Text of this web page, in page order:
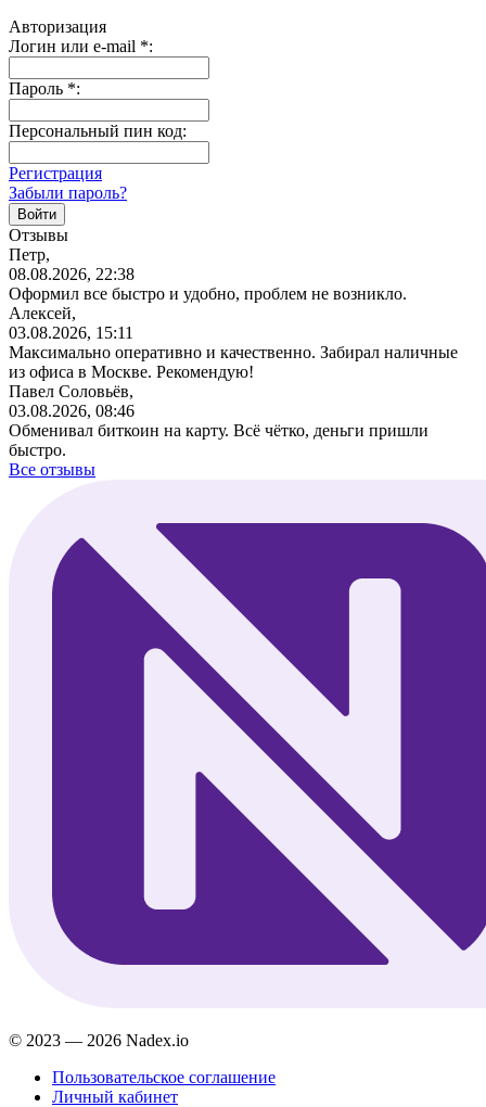
Авторизация
Логин или e-mail *:
Пароль *:
Персональный пин код:
Регистрация
Забыли пароль?
Отзывы
Петр,
08.08.2026, 22:38
Оформил все быстро и удобно, проблем не возникло.
Алексей,
03.08.2026, 15:11
Максимально оперативно и качественно. Забирал наличные
из офиса в Москве. Рекомендую!
Павел Соловьёв,
03.08.2026, 08:46
Обменивал биткоин на карту. Всё чётко, деньги пришли
быстро.
Все отзывы
© 2023 — 2026 Nadex.io
Пользовательское соглашение
Личный кабинет